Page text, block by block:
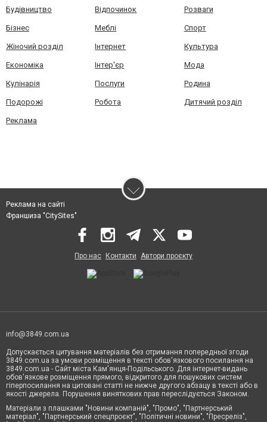
Будівництво Відпочинок Розваги
Бізнес Меблі Спорт
Жіночий розділ Інтернет Культура
Економіка Інтер'єр Мода
Кулінарія Послуги Родина
Подорожі Робота Дитячий розділ
Реклама
Реклама на сайті
Франшиза "CitySites"
Про нас Контакти Автори проєкту
info@3849.com.ua
Допускається цитування матеріалів без отримання попередньої згоди
3849.com.ua за умови розміщення в тексті обов'язкового посилання на
3849.com.ua - Сайт міста Кам'янця-Подільського. Для інтернет-видань
обов'язкове розміщення прямого, відкритого для пошукових систем
гіперпосилання на цитовані статті не нижче другого абзацу в тексті або в
якості джерела. Порушення виняткових прав переслідується Законом.
Матеріали з плашками "Новини компаній", "Промо", "Партнерський
матеріал", "Партнерський спецпроєкт", "Політичні новини", "Пресреліз",